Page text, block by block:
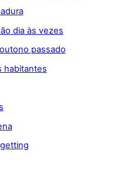
dia às vezes
passado
habitantes